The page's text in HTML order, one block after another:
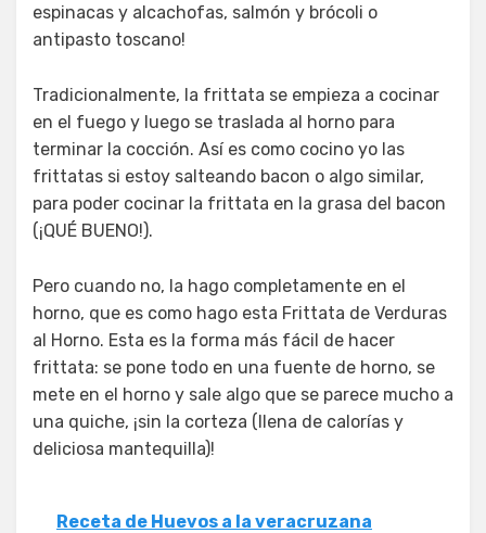
espinacas y alcachofas, salmón y brócoli o
antipasto toscano!
Tradicionalmente, la frittata se empieza a cocinar
en el fuego y luego se traslada al horno para
terminar la cocción. Así es como cocino yo las
frittatas si estoy salteando bacon o algo similar,
para poder cocinar la frittata en la grasa del bacon
(¡QUÉ BUENO!).
Pero cuando no, la hago completamente en el
horno, que es como hago esta Frittata de Verduras
al Horno. Esta es la forma más fácil de hacer
frittata: se pone todo en una fuente de horno, se
mete en el horno y sale algo que se parece mucho a
una quiche, ¡sin la corteza (llena de calorías y
deliciosa mantequilla)!
Receta de Huevos a la veracruzana